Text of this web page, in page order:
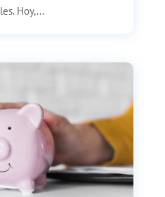
Hoy,...